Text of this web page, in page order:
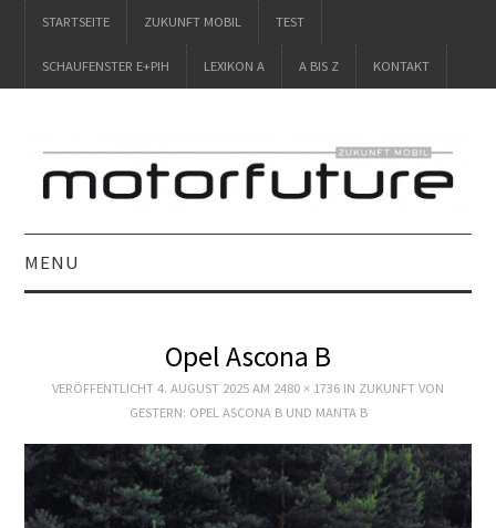
STARTSEITE ZUKUNFT MOBIL TEST
SCHAUFENSTER E+PIH LEXIKON A A BIS Z KONTAKT
MENU
ZUKUNFT MOBIL
SCHAUFENSTER
Opel Ascona B
VERÖFFENTLICHT 4. AUGUST 2025 AM 2480 × 1736 IN ZUKUNFT VON
GESTERN: OPEL ASCONA B UND MANTA B